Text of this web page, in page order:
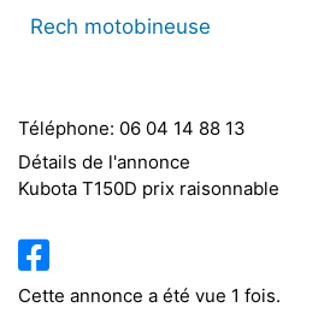
Rech motobineuse
Téléphone: 06 04 14 88 13
Détails de l'annonce
Kubota T150D prix raisonnable
Cette annonce a été vue 1 fois.